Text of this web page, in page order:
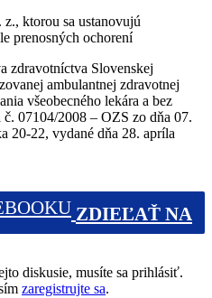
ktorou sa ustanovujú
prenosných ochorení
zdravotníctva Slovenskej
ambulantnej zdravotnej
všeobecného lekára a bez
07104/2008 – OZS zo dňa 07.
20-22, vydané dňa 28. apríla
ZDIEĽAŤ NA
diskusie, musíte sa prihlásiť.
zaregistrujte sa.